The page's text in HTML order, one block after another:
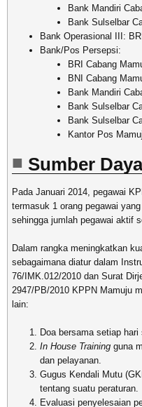
Bank Mandiri
Bank Sulselbar
Bank Operasional III:
Bank/Pos Persepsi:
BRI Cabang
BNI Cabang
Bank Mandiri
Bank Sulselbar
Bank Sulselbar
Kantor Pos
Sumber
Pada Januari 2014, pegawai
termasuk 1 orang pegawai
sehingga jumlah pegawai aktif
Dalam rangka meningkatkan
sebagaimana diatur dalam
76/IMK.012/2010 dan Surat
2947/PB/2010 KPPN Mamuju
lain:
Doa bersama setiap
In House Training guna
dan pelayanan.
Gugus Kendali Mutu
tentang suatu peraturan.
Evaluasi penyelesaian